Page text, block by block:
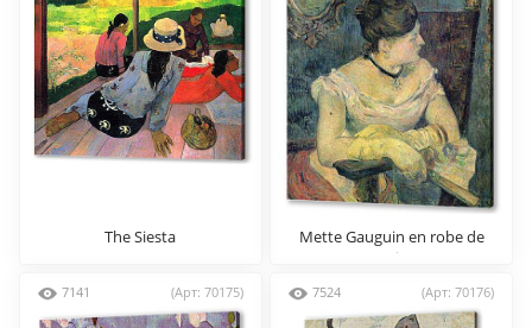
The Siesta
Mette Gauguin en robe de
soir
7141 (Арт: 70175) 7524 (Арт: 70176)